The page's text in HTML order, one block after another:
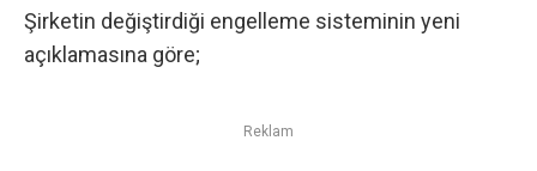
Şirketin değiştirdiği engelleme sisteminin yeni
açıklamasına göre;
Reklam